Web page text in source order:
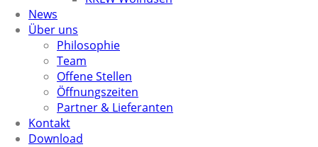
News
Über uns
Philosophie
Team
Offene Stellen
Öffnungszeiten
Partner & Lieferanten
Kontakt
Download